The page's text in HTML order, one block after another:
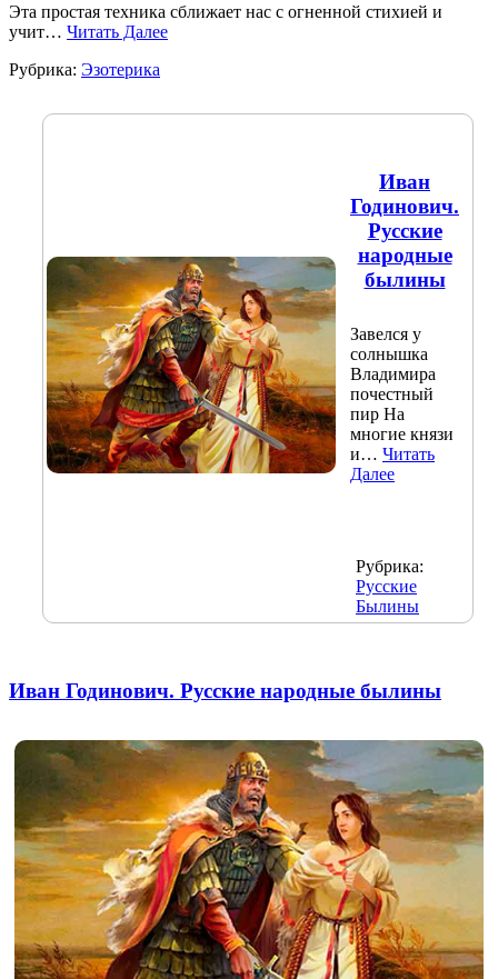
Эта простая техника сближает нас с огненной стихией и
учит… Читать Далее
Рубрика: Эзотерика
Иван
Годинович.
Русские
народные
былины
Завелся у
солнышка
Владимира
почестный
пир На
многие князи
и… Читать
Далее
Рубрика:
Русские
Былины
Иван Годинович. Русские народные былины